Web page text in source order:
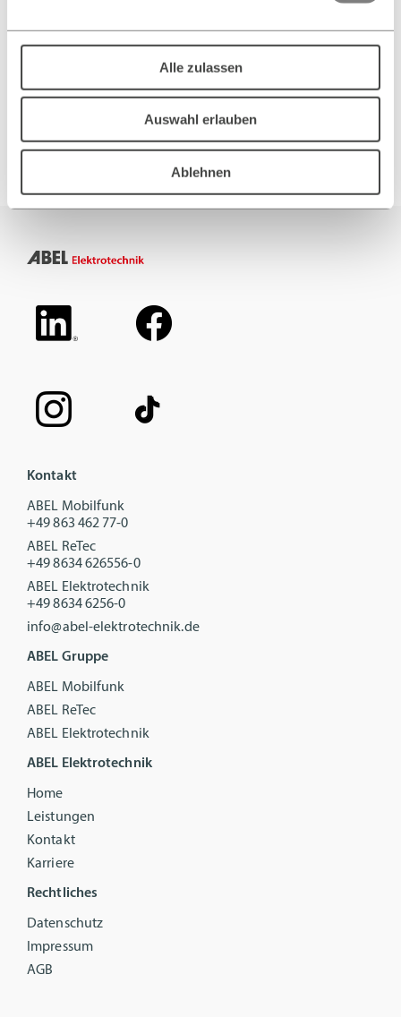
Alle zulassen
Auswahl erlauben
Ablehnen
Sie Energie einspeisen oder
beziehen
Kontakt
ABEL Mobilfunk
+49 863 462 77-0
ABEL ReTec
+49 8634 626556-0
ABEL Elektrotechnik
+49 8634 6256-0
info@abel-elektrotechnik.de
ABEL Gruppe
ABEL Mobilfunk
ABEL ReTec
ABEL Elektrotechnik
ABEL Elektrotechnik
Home
Leistungen
Kontakt
Karriere
Rechtliches
Datenschutz
Impressum
AGB